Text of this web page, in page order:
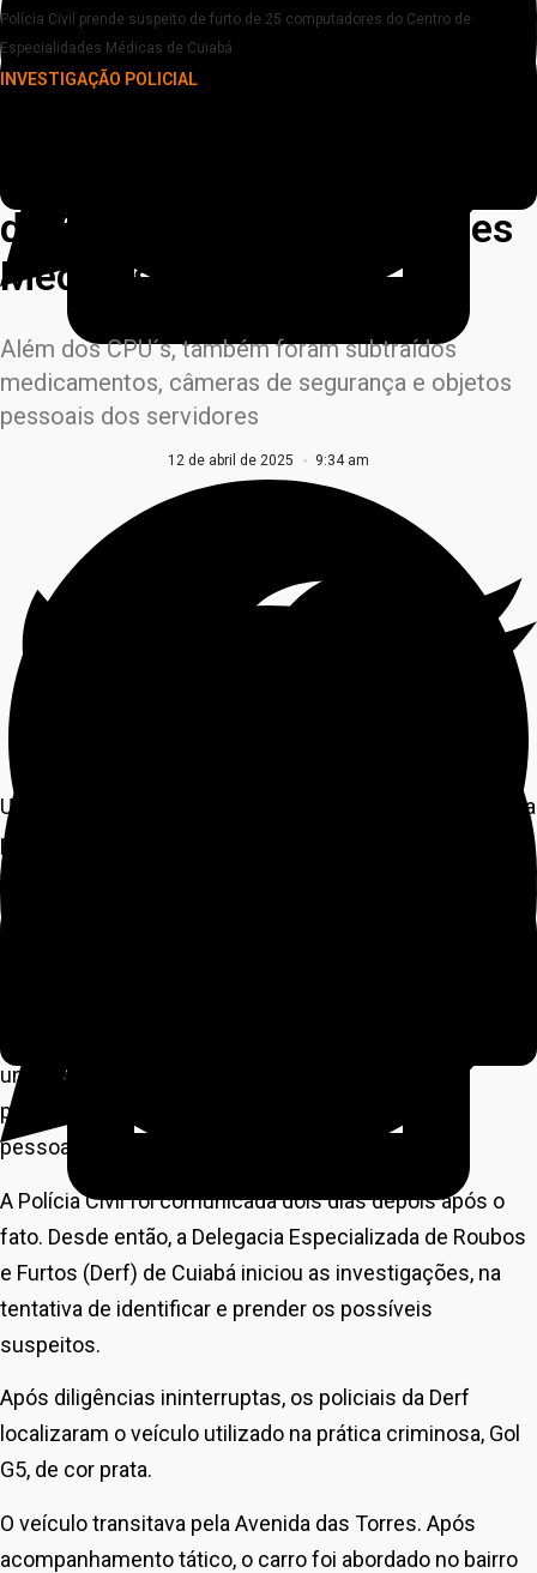
Polícia Civil prende suspeito de furto de 25 computadores do Centro de
Especialidades Médicas de Cuiabá
INVESTIGAÇÃO POLICIAL
do Centro de Especialidades
Médicas de Cuiabá
Além dos CPU´s, também foram subtraídos
medicamentos, câmeras de segurança e objetos
pessoais dos servidores
12 de abril de 2025 9:34 am
Uma investigação realizada pela Polícia Civil culminou na
prisão de um homem, suspeito de envolvimento em um
furto ocorrido no último dia 5, no Centro de
Especialidades Médicas, da Secretaria de Saúde de
unidade e subtraíram 25 CPUs, medicamentos
psicotrópicos, câmeras de segurança e objetos
pessoais dos servidores.
A Polícia Civil foi comunicada dois dias depois após o
fato. Desde então, a Delegacia Especializada de Roubos
e Furtos (Derf) de Cuiabá iniciou as investigações, na
tentativa de identificar e prender os possíveis
suspeitos.
Após diligências ininterruptas, os policiais da Derf
localizaram o veículo utilizado na prática criminosa, Gol
G5, de cor prata.
O veículo transitava pela Avenida das Torres. Após
acompanhamento tático, o carro foi abordado no bairro